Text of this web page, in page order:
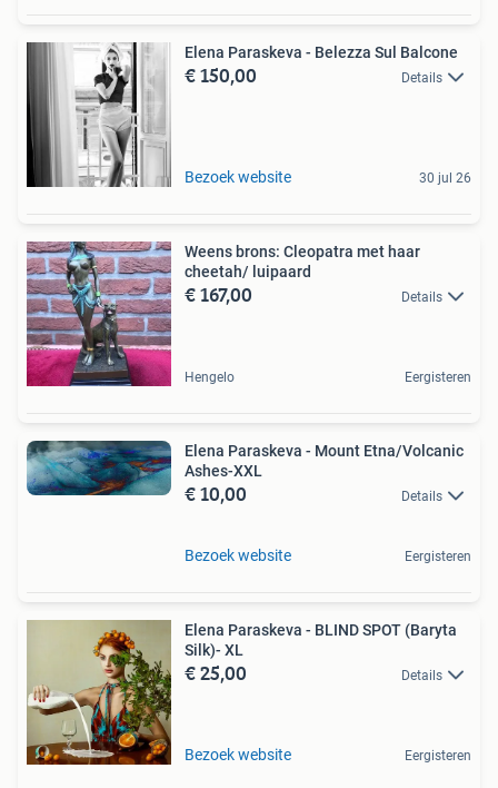
Elena Paraskeva - Belezza Sul Balcone
€ 150,00 Details
Bezoek website 30 jul 26
Weens brons: Cleopatra met haar
cheetah/ luipaard
€ 167,00 Details
Hengelo Eergisteren
Elena Paraskeva - Mount Etna/Volcanic
Ashes-XXL
€ 10,00 Details
Bezoek website Eergisteren
Elena Paraskeva - BLIND SPOT (Baryta
Silk)- XL
€ 25,00 Details
Bezoek website Eergisteren